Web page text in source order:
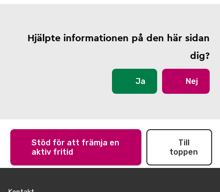
Hjälpte informationen på den här sidan
dig?
Ja Nej
Stöd för att främja en
aktiv fritid
Till
toppen